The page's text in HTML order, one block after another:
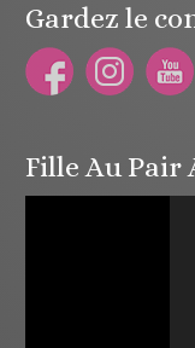
Gardez le
Fille Au Pair